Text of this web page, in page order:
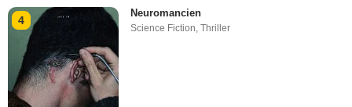
4
Neuromancien
Science Fiction ,Thriller